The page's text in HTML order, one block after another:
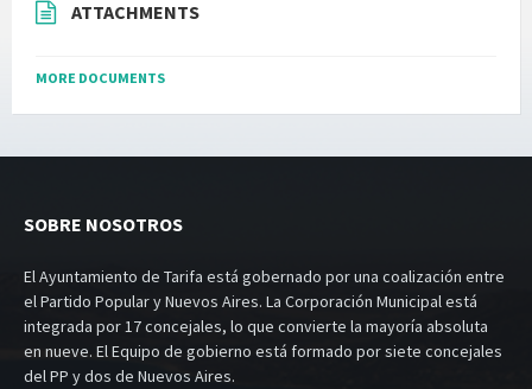
ATTACHMENTS
MORE DOCUMENTS
SOBRE NOSOTROS
El Ayuntamiento de Tarifa está gobernado por una coalización entre
el Partido Popular y Nuevos Aires. La Corporación Municipal está
integrada por 17 concejales, lo que convierte la mayoría absoluta
en nueve. El Equipo de gobierno está formado por siete concejales
del PP y dos de Nuevos Aires.